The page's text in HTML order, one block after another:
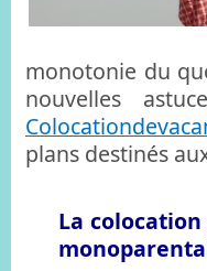
monotonie du
nouvelles
plans destinés
La